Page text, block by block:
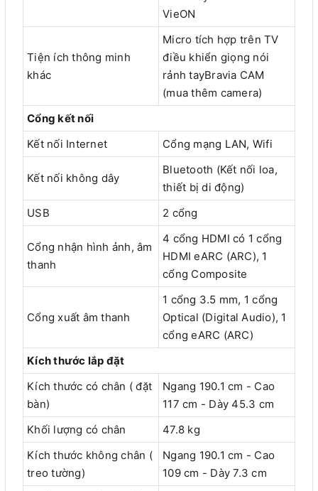
VieON
Tiện ích thông minh
khác
Micro tích hợp trên TV
điều khiển giọng nói
rảnh tayBravia CAM
(mua thêm camera)
Cổng kết nối
Kết nối Internet
Cổng mạng LAN, Wifi
Kết nối không dây
Bluetooth (Kết nối loa,
thiết bị di động)
USB
2 cổng
Cổng nhận hình ảnh, âm
thanh
4 cổng HDMI có 1 cổng
HDMI eARC (ARC), 1
cổng Composite
Cổng xuất âm thanh
1 cổng 3.5 mm, 1 cổng
Optical (Digital Audio), 1
cổng eARC (ARC)
Kích thước lắp đặt
Kích thước có chân ( đặt
bàn)
Ngang 190.1 cm - Cao
117 cm - Dày 45.3 cm
Khối lượng có chân
47.8 kg
Kích thước không chân (
treo tường)
Ngang 190.1 cm - Cao
109 cm - Dày 7.3 cm